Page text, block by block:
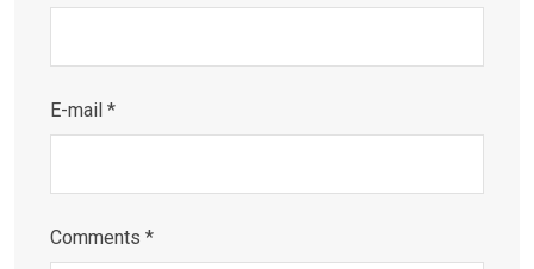
E-mail *
Comments *